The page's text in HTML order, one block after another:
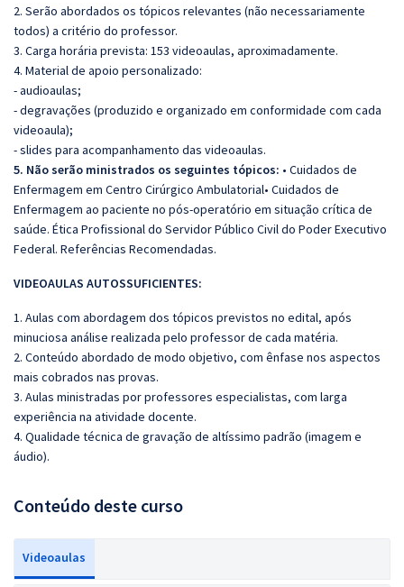
2. Serão abordados os tópicos relevantes (não necessariamente
todos) a critério do professor.
3. Carga horária prevista: 153 videoaulas, aproximadamente.
4. Material de apoio personalizado:
- audioaulas;
- degravações (produzido e organizado em conformidade com cada
videoaula);
- slides para acompanhamento das videoaulas.
5. Não serão ministrados os seguintes tópicos: • Cuidados de
Enfermagem em Centro Cirúrgico Ambulatorial• Cuidados de
Enfermagem ao paciente no pós-operatório em situação crítica de
saúde. Ética Profissional do Servidor Público Civil do Poder Executivo
Federal. Referências Recomendadas.
VIDEOAULAS AUTOSSUFICIENTES:
1. Aulas com abordagem dos tópicos previstos no edital, após
minuciosa análise realizada pelo professor de cada matéria.
2. Conteúdo abordado de modo objetivo, com ênfase nos aspectos
mais cobrados nas provas.
3. Aulas ministradas por professores especialistas, com larga
experiência na atividade docente.
4. Qualidade técnica de gravação de altíssimo padrão (imagem e
áudio).
Conteúdo deste curso
Videoaulas